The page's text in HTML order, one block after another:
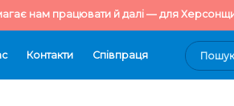
нам працювати й далі — для
Контакти Cпівпраця